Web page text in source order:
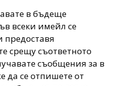
в бъдеще
всеки имейл се
предоставя
срещу съответното
съобщения за в
да се отпишете от